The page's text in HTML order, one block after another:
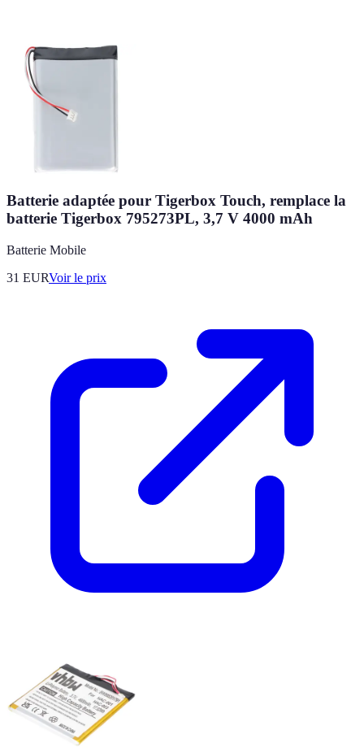
Batterie adaptée pour Tigerbox Touch, remplace la
batterie Tigerbox 795273PL, 3,7 V 4000 mAh
Batterie Mobile
31 EURVoir le prix